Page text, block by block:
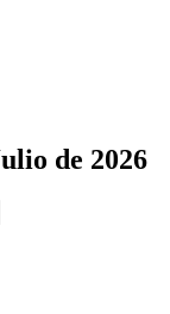
de 2026